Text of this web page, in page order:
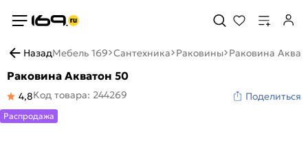
НазадМебель 169 Сантехника Раковины Раковина
Раковина Акватон 50
4,8Код товара: 244269 Поделиться
Распродажа